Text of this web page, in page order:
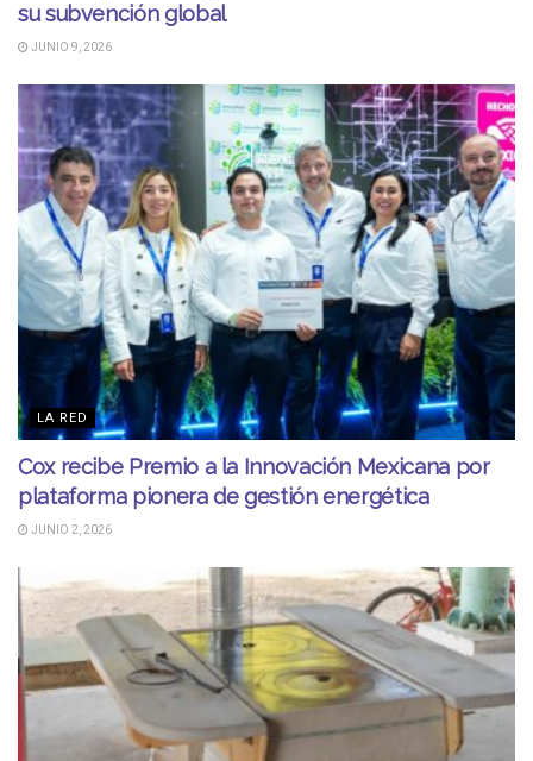
su subvención global
JUNIO 9, 2026
LA RED
Cox recibe Premio a la Innovación Mexicana por
plataforma pionera de gestión energética
JUNIO 2, 2026